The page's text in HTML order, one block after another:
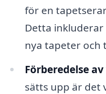
för en
Detta
nya tapeter och
Förberedelse
sätts upp är